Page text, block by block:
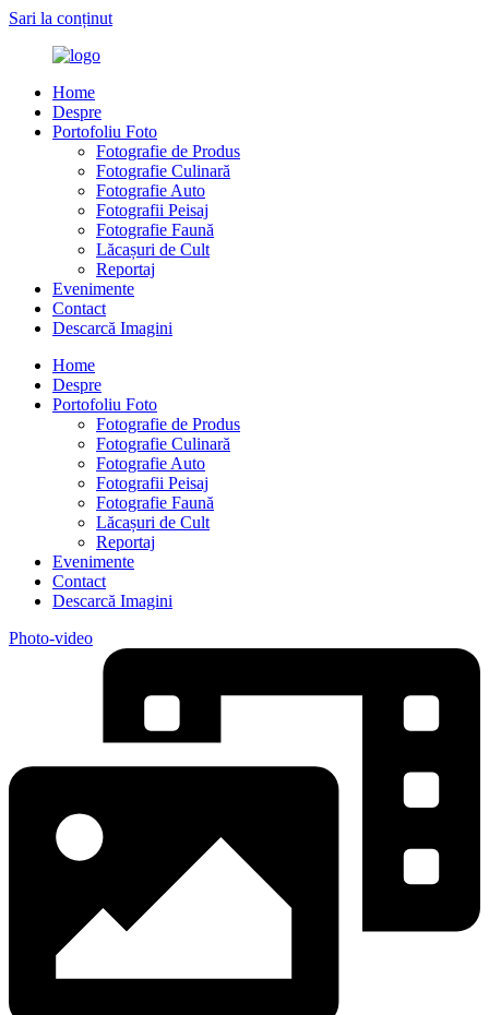
Sari la conținut
Home
Despre
Portofoliu Foto
Fotografie de Produs
Fotografie Culinară
Fotografie Auto
Fotografii Peisaj
Fotografie Faună
Lăcașuri de Cult
Reportaj
Evenimente
Contact
Descarcă Imagini
Home
Despre
Portofoliu Foto
Fotografie de Produs
Fotografie Culinară
Fotografie Auto
Fotografii Peisaj
Fotografie Faună
Lăcașuri de Cult
Reportaj
Evenimente
Contact
Descarcă Imagini
Photo-video